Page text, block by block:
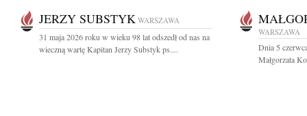
JERZY SUBSTYK WARSZAWA
31 maja 2026 roku w wieku 98 lat odszedł od nas na
wieczną wartę Kapitan Jerzy Substyk ps....
WARSZAWA
Dnia 5
Małgorzata